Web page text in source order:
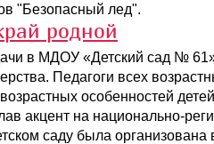
"Безопасный лед".
родной
в МДОУ «Детский сад №
Педагоги всех
особенностей
акцент на национально-
саду была организована